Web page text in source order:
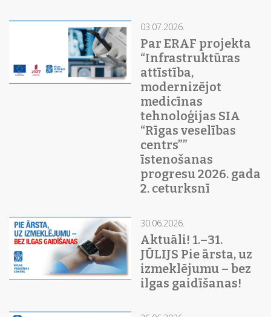
03.07.2026.
Par ERAF projekta
“Infrastruktūras
attīstība,
modernizējot
medicīnas
tehnoloģijas SIA
“Rīgas veselības
centrs””
īstenošanas
progresu 2026. gada
2. ceturksnī
30.06.2026.
Aktuāli! 1.–31.
JŪLIJS Pie ārsta, uz
izmeklējumu – bez
ilgas gaidīšanas!